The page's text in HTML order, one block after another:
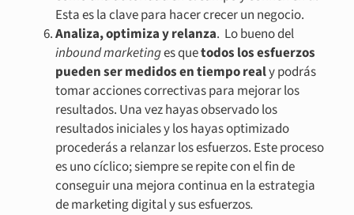
Esta es la clave para hacer crecer un negocio.
Analiza, optimiza y relanza. Lo bueno del
inbound marketinges quetodos los esfuerzos
pueden ser medidos en tiempo realy podrás
tomar acciones correctivas para mejorar los
resultados. Una vez hayas observado los
resultados iniciales y los hayas optimizado
procederás a relanzar los esfuerzos. Este proceso
es uno cíclico; siempre se repite con el fin de
conseguir una mejora continua en la estrategia
de marketing digital y sus esfuerzos.